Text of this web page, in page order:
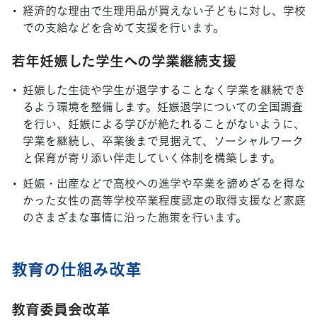
経済的な理由で生理用品が買えない子どもに対し、学校
での支給などを含めて支援を行います。
若年妊娠した学生への学業継続支援
妊娠した生徒や学生が退学することなく学業を継続でき
るよう環境を整備します。妊娠退学についての全国調査
を行い、妊娠による学びが絶たれることがないように、
学業を継続し、卒業後まで見据えて、ソーシャルワーク
と保育が寄り添い伴走していく体制を構築します。
妊娠・出産などで高校への進学や卒業を諦めざるを得な
かった女性の高等学校卒業程度認定の取得支援など家庭
のさまざまな事情に沿った施策を行います。
教育の仕組み改革
教育委員会改革